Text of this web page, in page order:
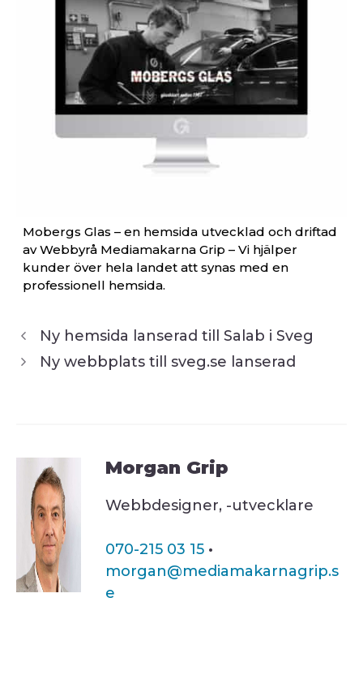
Mobergs Glas – en hemsida utvecklad och driftad
av Webbyrå Mediamakarna Grip – Vi hjälper
kunder över hela landet att synas med en
professionell hemsida.
Ny hemsida lanserad till Salab i Sveg
Ny webbplats till sveg.se lanserad
Morgan Grip
Webbdesigner, -utvecklare
070-215 03 15 ·
morgan@mediamakarnagrip.s
e